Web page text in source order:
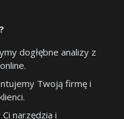
dogłębne analizy z
Twoją firmę i
narzędzia i